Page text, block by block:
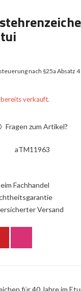
nach §25a Absatz 4
verkauft.
Fragen zum Artikel?
aTM11963
Fachhandel
Versand
für 40 Jahre im